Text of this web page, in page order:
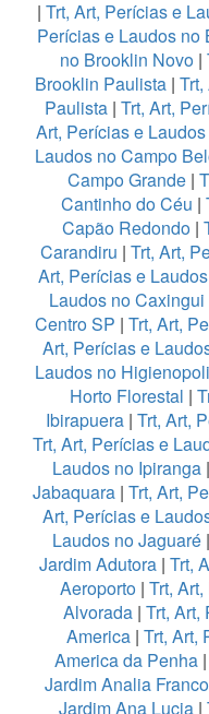
| Trt, Art, Perícias e
Perícias e Laudos no
no Brooklin Novo|
Brooklin Paulista |
Paulista| Trt, Art,
Art, Perícias e
Laudos no Campo
Campo Grande|
Cantinho do Céu |
Capão Redondo |
Carandiru | Trt, Art,
Art, Perícias e
Laudos no Caxingui
Centro SP | Trt, Art,
Art, Perícias e
Laudos no
Horto Florestal |
Ibirapuera| Trt, Art,
Trt, Art, Perícias e
Laudos no Ipiranga|
Jabaquara | Trt, Art,
Art, Perícias e
Laudos no Jaguaré|
Jardim Adutora | Trt,
Aeroporto | Trt,
Alvorada | Trt, Art,
America| Trt, Art,
America da Penha |
Jardim Analia Franco
Jardim Ana Lucia |